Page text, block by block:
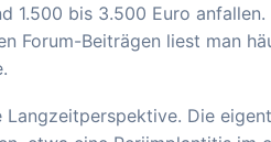
1.500 bis 3.500 Euro
Forum-Beiträgen liest man
Die